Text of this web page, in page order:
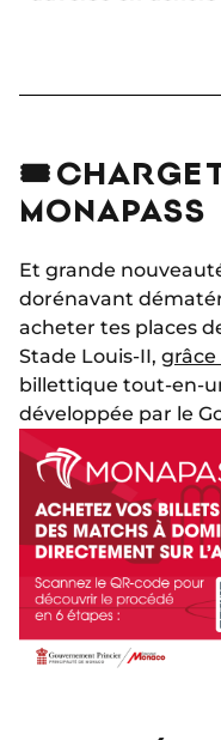
🎟 CHARGE
MONAPASS
Et grande
dorénavant
acheter tes places
Stade Louis-II, grâce
billettique tout-en-
développée par le